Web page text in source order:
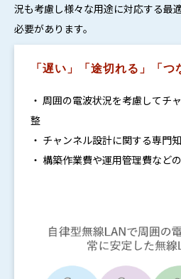
況も考慮し様々な用途に対応する最
必要があります。
「遅い」「途切れる」「
・ 周囲の電波状況を考慮してチ
整
・ チャンネル設計に関する専門
・ 構築作業費や運用管理費など